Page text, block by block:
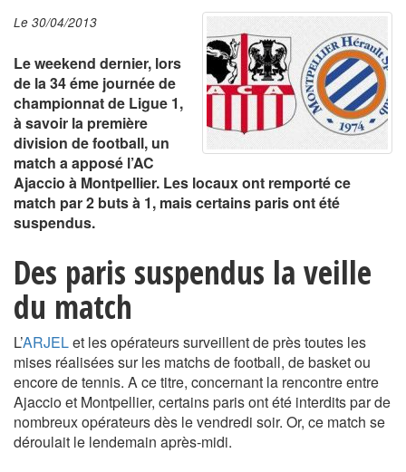
Le 30/04/2013
Le weekend dernier, lors
de la 34 éme journée de
championnat de Ligue 1,
à savoir la première
division de football, un
match a apposé l’AC
Ajaccio à Montpellier. Les locaux ont remporté ce
match par 2 buts à 1, mais certains paris ont été
suspendus.
Des paris suspendus la veille
du match
L’ARJELet les opérateurs surveillent de près toutes les
mises réalisées sur les matchs de football, de basket ou
encore de tennis. A ce titre, concernant la rencontre entre
Ajaccio et Montpellier, certains paris ont été interdits par de
nombreux opérateurs dès le vendredi soir. Or, ce match se
déroulait le lendemain après-midi.